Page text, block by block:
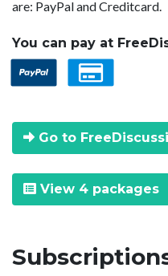
are: PayPal and Creditcard.
You can pay at
Go to
View 4 packages